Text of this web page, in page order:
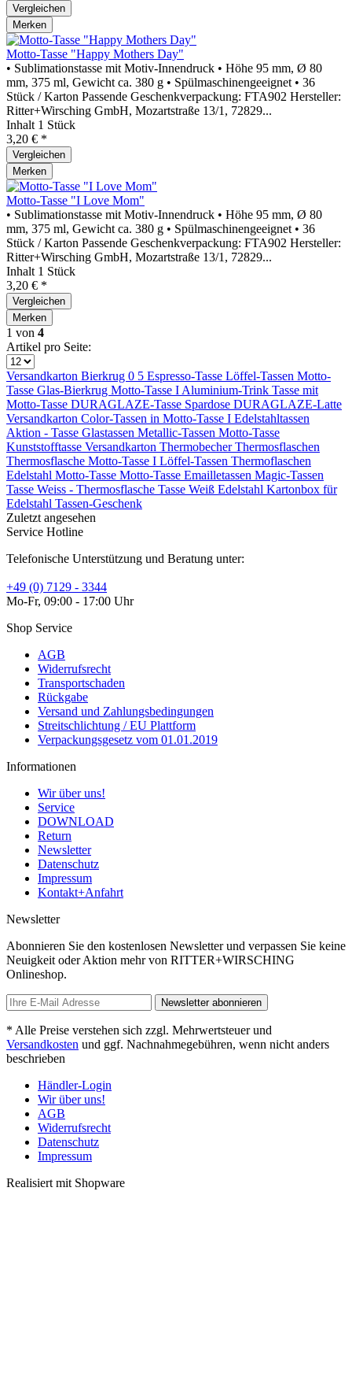
Vergleichen
Merken
Motto-Tasse "Happy Mothers Day"
• Sublimationstasse mit Motiv-Innendruck • Höhe 95 mm, Ø 80
mm, 375 ml, Gewicht ca. 380 g • Spülmaschinengeeignet • 36
Stück / Karton Passende Geschenkverpackung: FTA902 Hersteller:
Ritter+Wirsching GmbH, Mozartstraße 13/1, 72829...
Inhalt 1 Stück
3,20 € *
Vergleichen
Merken
Motto-Tasse "I Love Mom"
• Sublimationstasse mit Motiv-Innendruck • Höhe 95 mm, Ø 80
mm, 375 ml, Gewicht ca. 380 g • Spülmaschinengeeignet • 36
Stück / Karton Passende Geschenkverpackung: FTA902 Hersteller:
Ritter+Wirsching GmbH, Mozartstraße 13/1, 72829...
Inhalt 1 Stück
3,20 € *
Vergleichen
Merken
1 von 4
Artikel pro Seite:
Versandkarton Bierkrug 0 5 Espresso-Tasse Löffel-Tassen Motto-
Tasse Glas-Bierkrug Motto-Tasse I Aluminium-Trink Tasse mit
Motto-Tasse DURAGLAZE-Tasse Spardose DURAGLAZE-Latte
Versandkarton Color-Tassen in Motto-Tasse I Edelstahltassen
Aktion - Tasse Glastassen Metallic-Tassen Motto-Tasse
Kunststofftasse Versandkarton ThermobecherThermosflaschen
Thermosflasche Motto-Tasse I Löffel-Tassen Thermoflaschen
Edelstahl Motto-Tasse Motto-Tasse Emailletassen Magic-Tassen
Tasse Weiss - Thermosflasche Tasse Weiß Edelstahl Kartonbox für
Edelstahl Tassen-Geschenk
Zuletzt angesehen
Service Hotline
Telefonische Unterstützung und Beratung unter:
+49 (0) 7129 - 3344
Mo-Fr, 09:00 - 17:00 Uhr
Shop Service
AGB
Widerrufsrecht
Transportschaden
Rückgabe
Versand und Zahlungsbedingungen
Streitschlichtung / EU Plattform
Verpackungsgesetz vom 01.01.2019
Informationen
Wir über uns!
Service
DOWNLOAD
Return
Newsletter
Datenschutz
Impressum
Kontakt+Anfahrt
Newsletter
Abonnieren Sie den kostenlosen Newsletter und verpassen Sie keine
Neuigkeit oder Aktion mehr von RITTER+WIRSCHING
Onlineshop.
Newsletter abonnieren
* Alle Preise verstehen sich zzgl. Mehrwertsteuer und
Versandkosten und ggf. Nachnahmegebühren, wenn nicht anders
beschrieben
Händler-Login
Wir über uns!
AGB
Widerrufsrecht
Datenschutz
Impressum
Realisiert mit Shopware